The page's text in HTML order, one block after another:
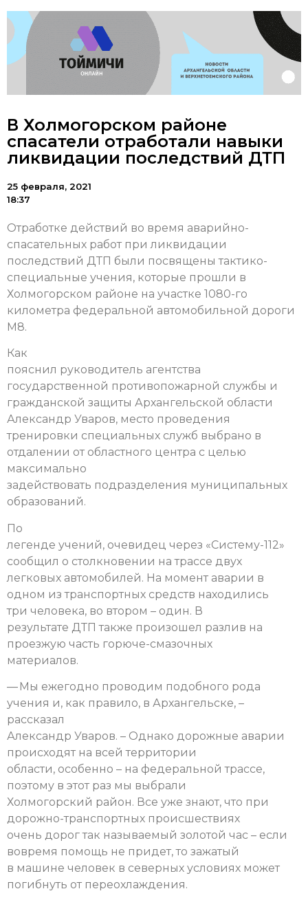
В Холмогорском районе
спасатели отработали навыки
ликвидации последствий ДТП
25 февраля, 2021
18:37
Отработке действий во время аварийно-
спасательных работ при ликвидации
последствий ДТП были посвящены тактико-
специальные учения, которые прошли в
Холмогорском районе на участке 1080-го
километра федеральной автомобильной дороги
М8.
Как
пояснил руководитель агентства
государственной противопожарной службы и
гражданской защиты Архангельской области
Александр Уваров, место проведения
тренировки специальных служб выбрано в
отдалении от областного центра с целью
максимально
задействовать подразделения муниципальных
образований.
По
легенде учений, очевидец через «Систему-112»
сообщил о столкновении на трассе двух
легковых автомобилей. На момент аварии в
одном из транспортных средств находились
три человека, во втором – один. В
результате ДТП также произошел разлив на
проезжую часть горюче-смазочных
материалов.
— Мы ежегодно проводим подобного рода
учения и, как правило, в Архангельске, –
рассказал
Александр Уваров. – Однако дорожные аварии
происходят на всей территории
области, особенно – на федеральной трассе,
поэтому в этот раз мы выбрали
Холмогорский район. Все уже знают, что при
дорожно-транспортных происшествиях
очень дорог так называемый золотой час – если
вовремя помощь не придет, то зажатый
в машине человек в северных условиях может
погибнуть от переохлаждения.